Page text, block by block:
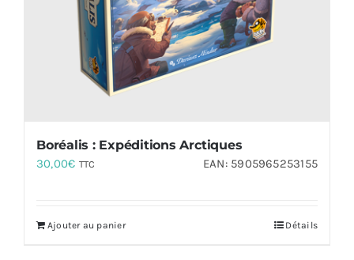
Boréalis : Expéditions Arctiques
30,00€ TTC EAN: 5905965253155
Ajouter au panier Détails